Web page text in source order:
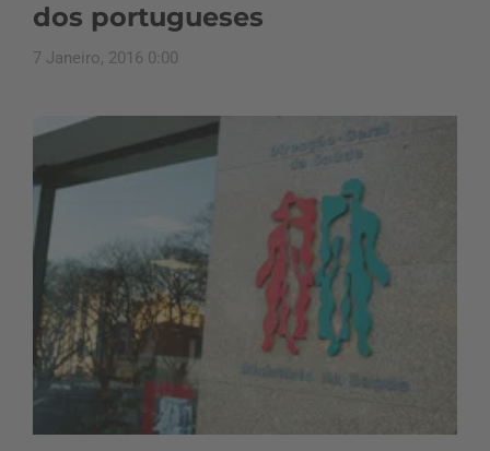
dos portugueses
7 Janeiro, 2016 0:00